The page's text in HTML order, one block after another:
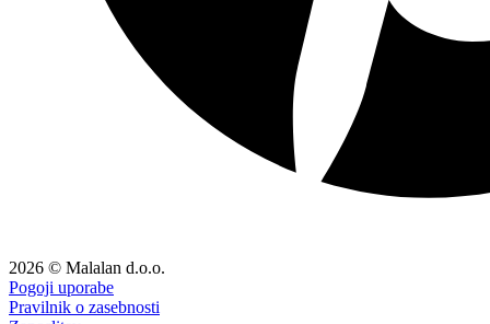
2026 © Malalan d.o.o.
Pogoji uporabe
Pravilnik o zasebnosti